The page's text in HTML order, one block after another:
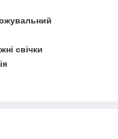
свічки